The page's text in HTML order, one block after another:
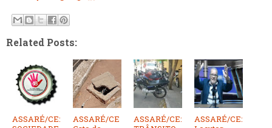
Related Posts:
ASSARÉ/CE:
ASSARÉ/CE
ASSARÉ/CE:
ASSARÉ/CE: